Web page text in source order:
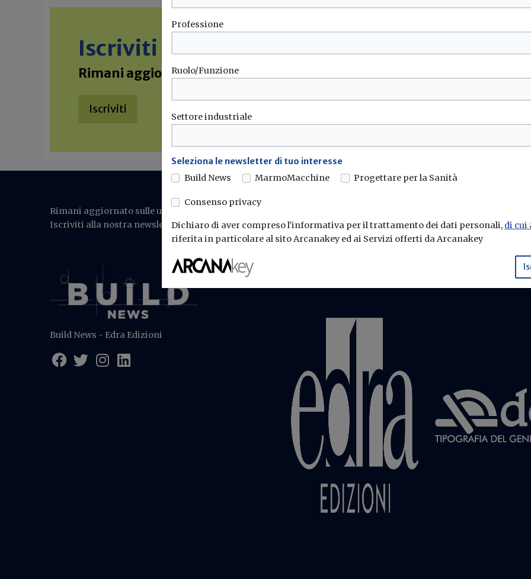
Iscriviti alla newsletter di Build News
Rimani aggiornato sulle ultime novità in campo di efficienza
Iscriviti
Rimani aggiornato sulle ultime novità di efficienza energetica e sostenibilità edilizia.
Iscriviti alla nostra newsletter
Build News - Edra Edizioni
Professione
Ruolo/Funzione
Settore industriale
Seleziona le newsletter di tuo interesse
Build News
MarmoMacchine Progettare per la Sanità
Consenso privacy
Dichiaro di aver compreso l'informativa per il trattamento dei dati personali, di cui
riferita in particolare al sito Arcanakey ed ai Servizi offerti da Arcanakey